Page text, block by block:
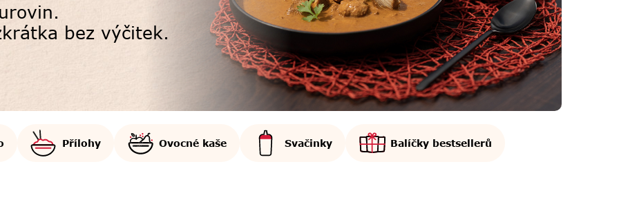
bez výčitek.
Přílohy Ovocné kaše Svačinky Balíčky bestsellerů